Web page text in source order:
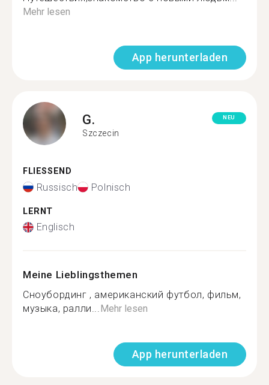
Mehr lesen
App herunterladen
G.
Szczecin
NEU
FLIESSEND
Russisch Polnisch
LERNT
Englisch
Meine Lieblingsthemen
Сноубординг , американский футбол, фильм,
музыка, ралли...Mehr lesen
App herunterladen